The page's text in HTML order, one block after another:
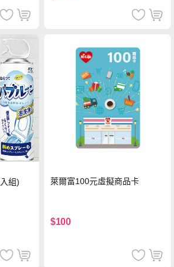
組) 萊爾富100元虛擬商品卡
$100